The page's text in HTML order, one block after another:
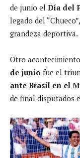
de junio el Día del
legado del
grandeza deportiva.
Otro
de junio fue el
ante Brasil en el
de final disputados